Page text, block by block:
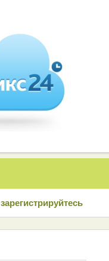
зарeгиcтрирyйтeсь